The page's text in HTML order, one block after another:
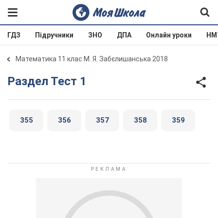
ГДЗ Підручники ЗНО ДПА Онлайн уроки
Математика 11 клас М. Я. Забєлишанська 2018
Раздел Тест 1
355 356 357 358 359